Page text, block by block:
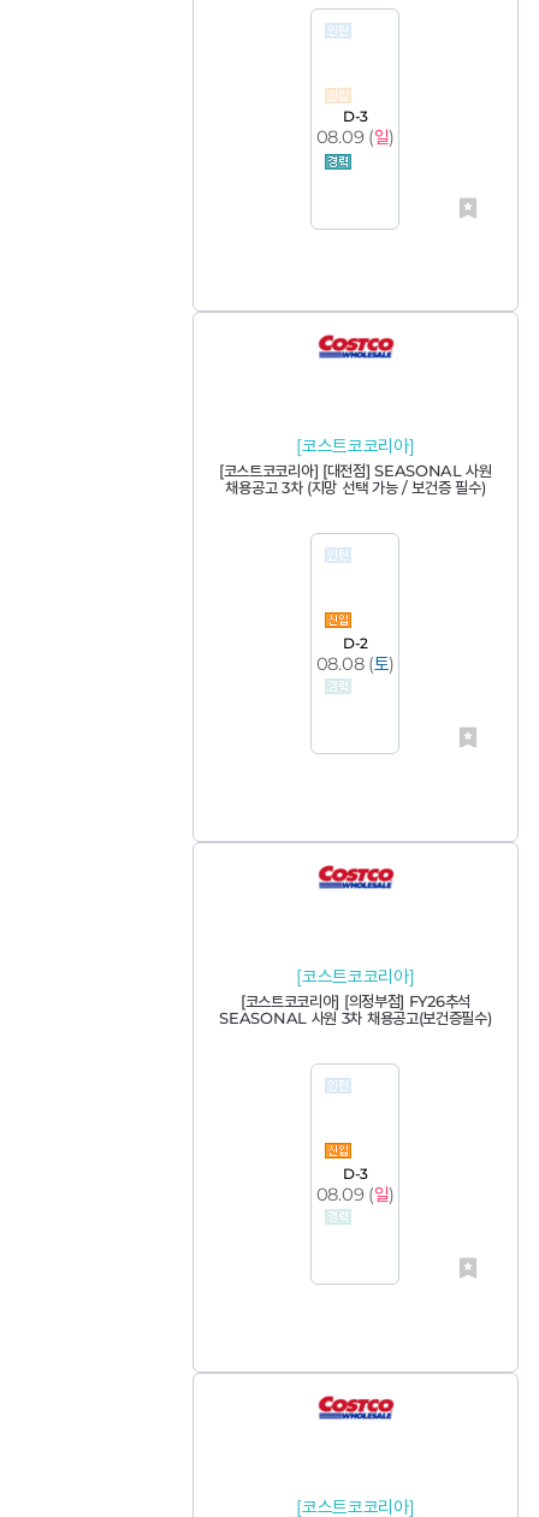
D-3
08.09 (일)
[코스트코코리아]
[코스트코코리아] [대전점] SEASONAL 사원
채용공고 3차 (지망 선택 가능 / 보건증 필수)
D-2
08.08 (토)
[코스트코코리아]
[코스트코코리아] [의정부점] FY26추석
SEASONAL 사원 3차 채용공고(보건증필수)
D-3
08.09 (일)
[코스트코코리아]